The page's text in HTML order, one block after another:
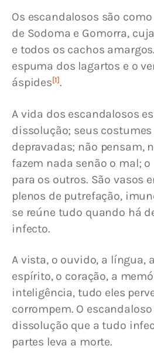
Os escandalosos são
de Sodoma e Gomorra,
e todos os cachos
espuma dos lagartos e o
áspides[1].
A vida dos escandalosos
dissolução; seus costumes
depravadas; não pensam,
fazem nada senão o mal; o
para os outros. São vasos
plenos de putrefação,
se reúne tudo quando há
infecto.
A vista, o ouvido, a língua,
espírito, o coração, a
inteligência, tudo eles
corrompem. O
dissolução que a tudo
partes leva a morte.